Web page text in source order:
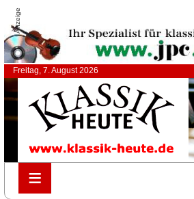
Anzeige
Freitag, 7. August 2026
≡
≡